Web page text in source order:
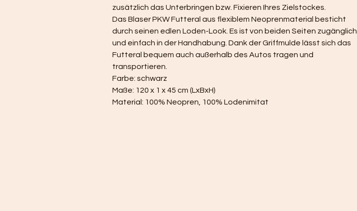
zusätzlich das Unterbringen bzw. Fixieren Ihres Zielstockes.
Das Blaser PKW Futteral aus flexiblem Neoprenmaterial besticht
durch seinen edlen Loden-Look. Es ist von beiden Seiten zugänglich
und einfach in der Handhabung. Dank der Griffmulde lässt sich das
Futteral bequem auch außerhalb des Autos tragen und
transportieren.
Farbe: schwarz
Maße: 120 x 1 x 45 cm (LxBxH)
Material: 100% Neopren, 100% Lodenimitat